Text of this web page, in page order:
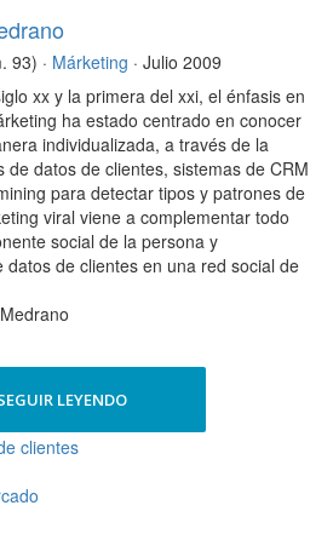
93) · Márketing · Julio 2009
xx y la primera del xxi, el énfasis en
ha estado centrado en conocer
individualizada, a través de la
de datos de clientes, sistemas de CRM
para detectar tipos y patrones de
viral viene a complementar todo
social de la persona y
datos de clientes en una red social de
LEYENDO
clientes